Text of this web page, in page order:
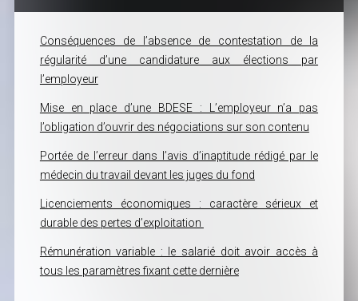
Conséquences de l’absence de contestation de la
régularité d’une candidature aux élections par
l’employeur
Mise en place d’une BDESE : L’employeur n’a pas
l’obligation d’ouvrir des négociations sur son contenu
Portée de l’erreur dans l’avis d’inaptitude rédigé par le
médecin du travail devant les juges du fond
Licenciements économiques : caractère sérieux et
durable des pertes d’exploitation
Rémunération variable : le salarié doit avoir accès à
tous les paramètres fixant cette dernière